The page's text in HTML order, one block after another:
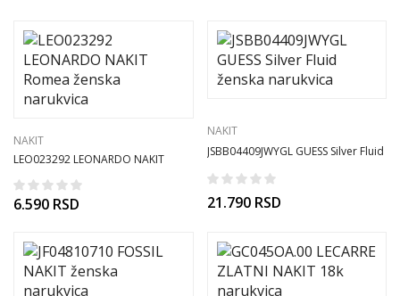
NAKIT
LEO023292 LEONARDO NAKIT
Romea ženska narukvica
6.590 RSD
NAKIT
JSBB04409JWYGL GUESS Silver Fluid
21.790 RSD